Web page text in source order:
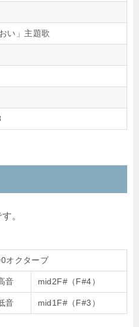
い」主題歌
。
オクターブ
音 mid2F#（F#4）
音 mid1F#（F#3）